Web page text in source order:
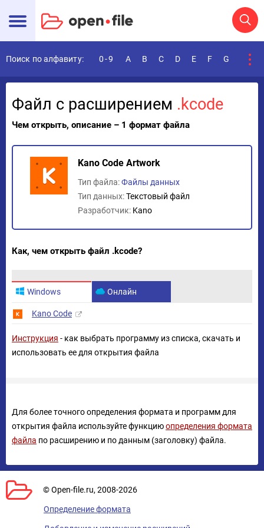
Поиск по алфавиту: 0-9 A B C D E F G
Файл с расширением .kcode
Чем открыть, описание – 1 формат файла
Kano Code Artwork
Тип файла:Файлы данных
Тип данных:Текстовый файл
Разработчик: Kano
Как, чем открыть файл .kcode?
Windows Онлайн
Kano Code
Инструкция - как выбрать программу из списка, скачать и
использовать ее для открытия файла
Для более точного определения формата и программ для
открытия файла используйте функциюопределения формата
файла по расширению и по данным (заголовку) файла.
© Open-file.ru, 2008-2026
Определение формата